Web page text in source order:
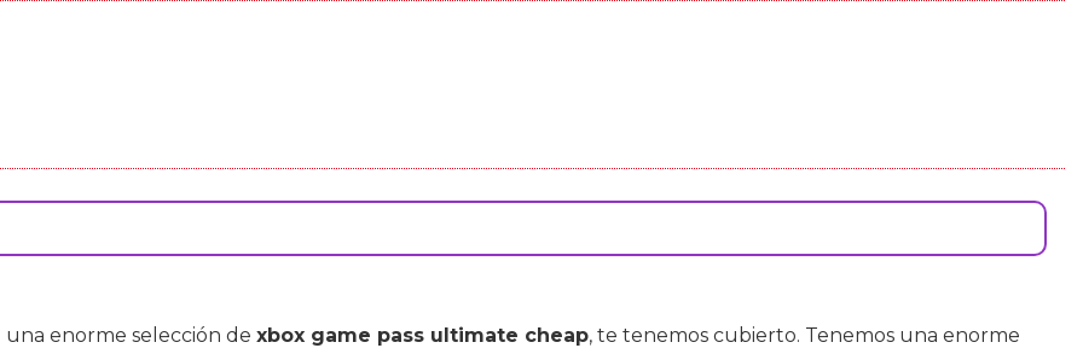
una enorme selección de xbox game pass ultimate cheap, te tenemos cubierto. Tenemos una enorme